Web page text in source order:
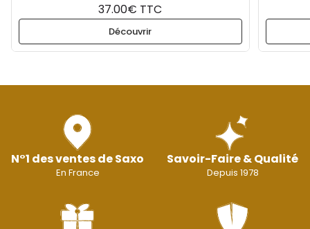
37.00€ TTC
Découvrir
N°1 des ventes de Saxo
En France
Savoir-Faire & Qualité
Depuis 1978